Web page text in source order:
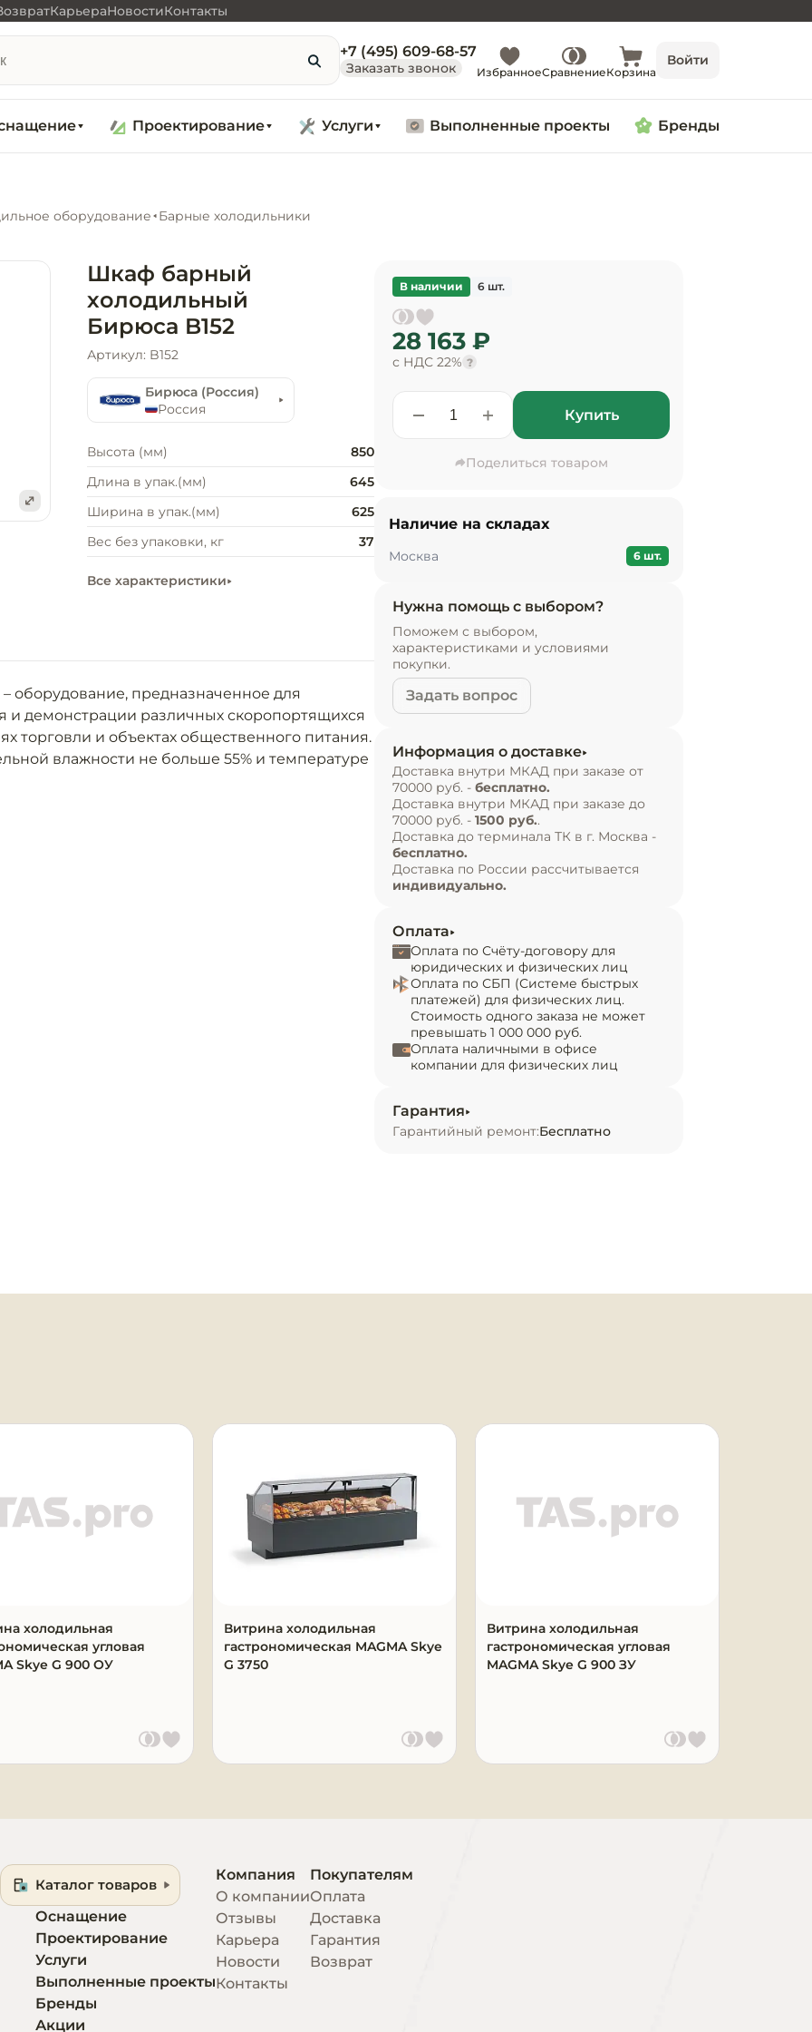
КарьераНовостиКонтакты
+7 (495) 609-68-57
Заказать звонок ИзбранноеСравнениеКорзина
Войти
Проектирование Услуги Выполненные проекты Бренды
оборудование Барные холодильники
Шкаф барный
холодильный
Бирюса B152
Артикул: B152
Бирюса (Россия)
Россия
Высота (мм)
850
Длина в упак.(мм)
645
Ширина в упак.(мм)
625
Вес без упаковки, кг
37
Все характеристики
оборудование, предназначенное для
и демонстрации различных скоропортящихся
торговли и объектах общественного питания.
влажности не больше 55% и температуре
В,
28 163 ₽
с НДС 22% ?
В наличии 6 шт.
Купить
Поделиться товаром
Наличие на складах
Москва 6 шт.
Нужна помощь с выбором?
Поможем с выбором,
характеристиками и условиями
покупки.
Задать вопрос
Информация о доставке
Доставка внутри МКАД при заказе от
70000 руб. - бесплатно.
Доставка внутри МКАД при заказе до
70000 руб. - 1500 руб..
Доставка до терминала ТК в г. Москва -
бесплатно.
Доставка по России рассчитывается
индивидуально.
Оплата
Оплата по Счёту-договору для
юридических и физических лиц
Оплата по СБП (Системе быстрых
платежей) для физических лиц.
Стоимость одного заказа не может
превышать 1 000 000 руб.
Оплата наличными в офисе
компании для физических лиц
Гарантия
Гарантийный ремонт:Бесплатно
холодильная
угловая
Skye G 900 ОУ
Витрина холодильная
гастрономическая MAGMA Skye
G 3750
Витрина холодильная
гастрономическая угловая
MAGMA Skye G 900 ЗУ
Каталог товаров
Оснащение
Проектирование
Услуги
Выполненные проекты
Бренды
Акции
Компания
О компании
Отзывы
Карьера
Новости
Контакты
Покупателям
Оплата
Доставка
Гарантия
Возврат